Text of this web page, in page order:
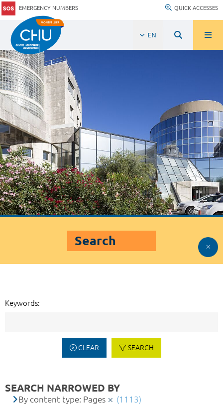
EMERGENCY NUMBERS QUICK ACCESSES
EN
Search
Keywords:
CLEAR SEARCH
SEARCH NARROWED BY
By content type: Pages (1113)